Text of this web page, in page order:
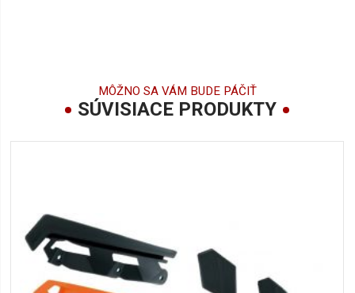
MÔŽNO SA VÁM BUDE PÁČIŤ
SÚVISIACE PRODUKTY